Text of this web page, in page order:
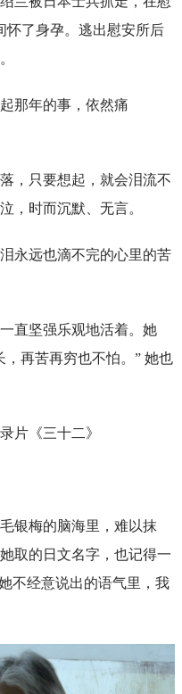
怀了身孕。逃出慰安所后
那年的事，依然痛
，只要想起，就会泪流不
，时而沉默、无言。
永远也滴不完的心里的苦
直坚强乐观地活着。她
再苦再穷也不怕。” 她也
片《三十二》
银梅的脑海里，难以抹
取的日文名字，也记得一
不经意说出的语气里，我